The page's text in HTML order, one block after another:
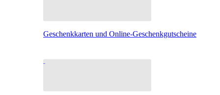
Geschenkkarten und Online-Geschenkgutscheine